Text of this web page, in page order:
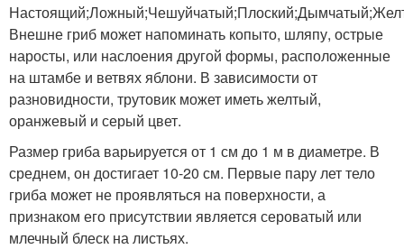
Внешне гриб может напоминать копыто, шляпу, острые
наросты, или наслоения другой формы, расположенные
на штамбе и ветвях яблони. В зависимости от
разновидности, трутовик может иметь желтый,
оранжевый и серый цвет.
Размер гриба варьируется от 1 см до 1 м в диаметре. В
среднем, он достигает 10-20 см. Первые пару лет тело
гриба может не проявляться на поверхности, а
признаком его присутствии является сероватый или
млечный блеск на листьях.